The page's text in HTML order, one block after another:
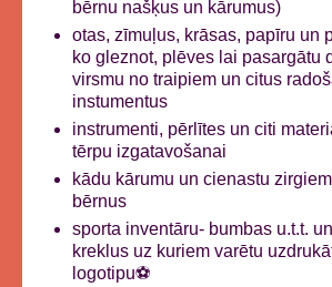
bērnu našķus un kārumus)
otas, zīmuļus, krāsas, papīru un
ko gleznot, plēves lai pasargātu
virsmu no traipiem un citus
instumentus
instrumenti, pērlītes un citi
tērpu izgatavošanai
kādu kārumu un cienastu
bērnus
sporta inventāru- bumbas u.t.t.
kreklus uz kuriem varētu
logotipu⚽️